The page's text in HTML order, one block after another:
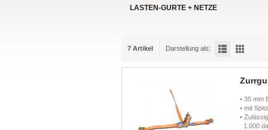
LASTEN-GURTE + NETZE
7 Artikel Darstellung als:
• 35 mm
• mit
•
1.000